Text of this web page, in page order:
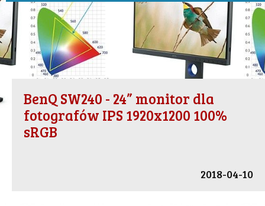
BenQ SW240 - 24” monitor dla
fotografów IPS 1920x1200 100%
sRGB
2018-04-10